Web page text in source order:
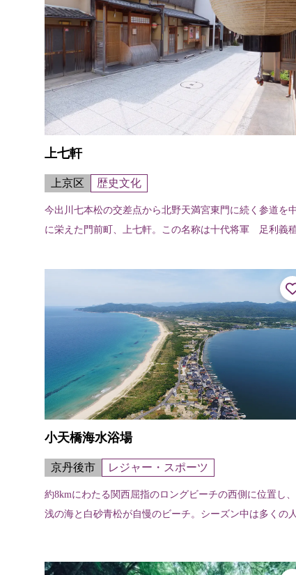
上七軒
上京区 歴史文化
今出川七本松の交差点から北野天満宮東門に続く参道を
に栄えた門前町、上七軒。この名称は十代将軍 足利義稙
とから起こったという。秀吉公の大...
小天橋海水浴場
京丹後市 レジャー・スポーツ
約8kmにわたる関西屈指のロングビーチの西側に位置し
浅の海と白砂青松が自慢のビーチ。シーズン中は多くの人